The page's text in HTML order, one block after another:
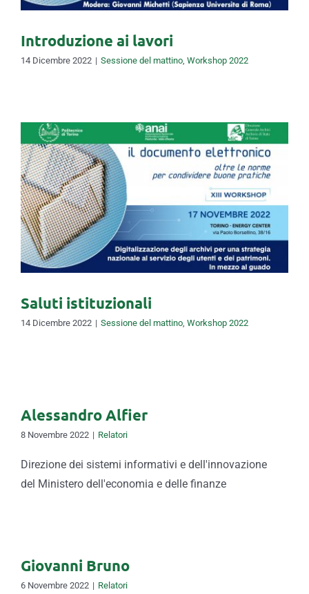
Introduzione ai lavori
14 Dicembre 2022 | Sessione del mattino Workshop 2022
Saluti istituzionali
Saluti istituzionali
14 Dicembre 2022 | Sessione del mattino Workshop 2022
Alessandro Alfier
8 Novembre 2022 | Relatori
Direzione dei sistemi informativi e dell'innovazione
del Ministero dell'economia e delle finanze
Giovanni Bruno
6 Novembre 2022 | Relatori